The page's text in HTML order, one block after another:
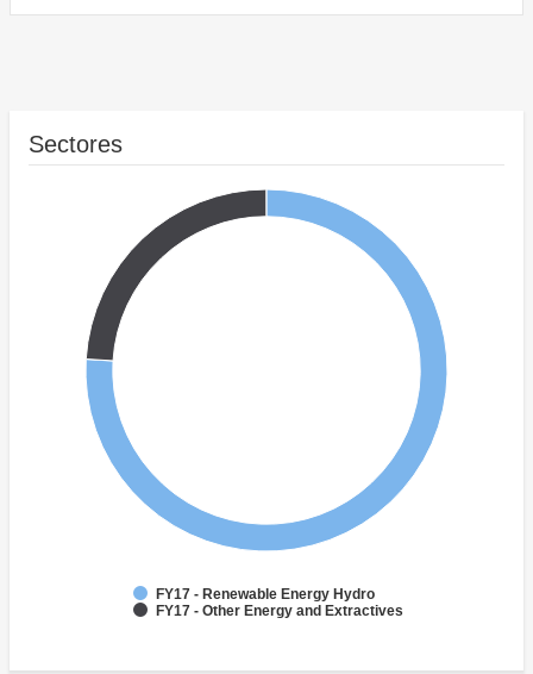
Sectores
FY17 - Renewable Energy Hydro
FY17 - Other Energy and Extractives